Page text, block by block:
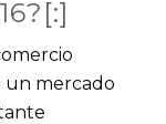
un mercado